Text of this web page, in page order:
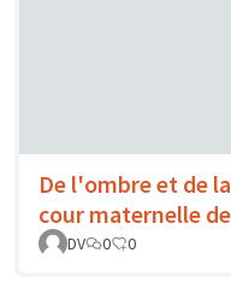
De l'ombre et de
cour maternelle
DV
0 0